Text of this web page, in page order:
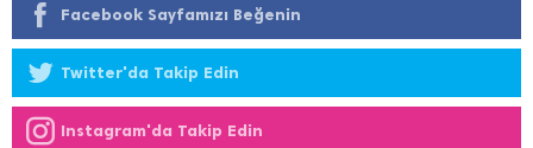
Facebook Sayfamızı Beğenin
Twitter'da Takip Edin
Instagram'da Takip Edin